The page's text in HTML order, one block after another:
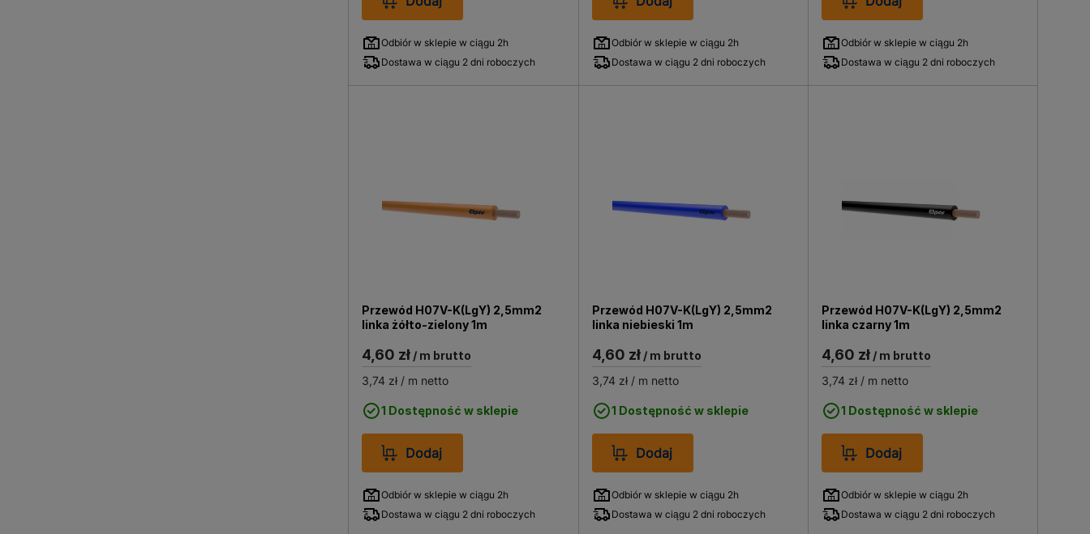
Odbiór w sklepie w ciągu 2h
Dostawa w ciągu 2 dni roboczych
Odbiór w sklepie w ciągu 2h
Dostawa w ciągu 2 dni roboczych
Odbiór w sklepie w ciągu 2h
Dostawa w ciągu 2 dni roboczych
Przewód H07V-K(LgY) 2,5mm2
linka żółto-zielony 1m
4,60 zł/ m brutto
3,74 zł/ m netto
1 Dostępność w sklepie
Dodaj
Odbiór w sklepie w ciągu 2h
Dostawa w ciągu 2 dni roboczych
Przewód H07V-K(LgY) 2,5mm2
linka niebieski 1m
4,60 zł/ m brutto
3,74 zł/ m netto
1 Dostępność w sklepie
Dodaj
Odbiór w sklepie w ciągu 2h
Dostawa w ciągu 2 dni roboczych
Przewód H07V-K(LgY) 2,5mm2
linka czarny 1m
4,60 zł / m brutto
3,74 zł / m netto
1 Dostępność w sklepie
Dodaj
Odbiór w sklepie w ciągu 2h
Dostawa w ciągu 2 dni roboczych